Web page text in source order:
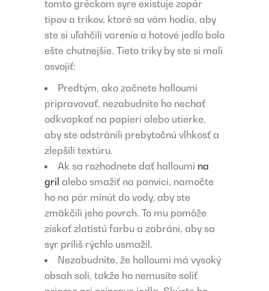
tomto gréckom syre existuje zopár
tipov a trikov, ktoré sa vám hodia, aby
ste si uľahčili varenie a hotové jedlo bolo
ešte chutnejšie. Tieto triky by ste si mali
osvojiť:
Predtým, ako začnete halloumi
pripravovať, nezabudnite ho nechať
odkvapkať na papieri alebo utierke,
aby ste odstránili prebytočnú vlhkosť a
zlepšili textúru.
Ak sa rozhodnete dať halloumi na
gril alebo smažiť na panvici, namočte
ho na pár minút do vody, aby ste
zmäkčili jeho povrch. To mu pomôže
získať zlatistú farbu a zabráni, aby sa
syr príliš rýchlo usmažil.
Nezabudnite, že halloumi má vysoký
obsah soli, takže ho nemusíte soliť